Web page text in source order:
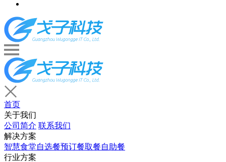
首页
关于我们
公司简介 联系我们
解决方案
智慧食堂自选餐预订餐取餐自助餐
行业方案